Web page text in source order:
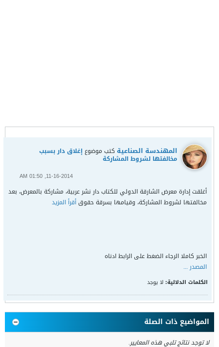
المهندسة الصناعية كتب موضوعإغلاق دار بسبب
مخالفتها لشروط المشاركة
11-16-2014, 01:50 AM
أغلقت إدارة معرض الشارقة الدولي للكتاب دار نشر عربية، مشاركة بالمعرض، بعد
مخالفتها لشروط المشاركة، وقيامها بسرقة حقوقأقرأ المزيد
الخبر كاملا الرجاء الضغط على الرابط ادناه
المصدر ...
الكلمات الدلالية: لا يوجد
المواضيع ذات الصلة
لا توجد نتائج تلبي هذه المعايير.